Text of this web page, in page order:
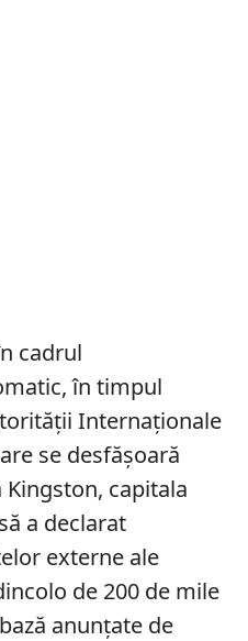
cadrul
în timpul
Internaționale
se desfășoară
capitala
a declarat
externe ale
de 200 de mile
anunțate de